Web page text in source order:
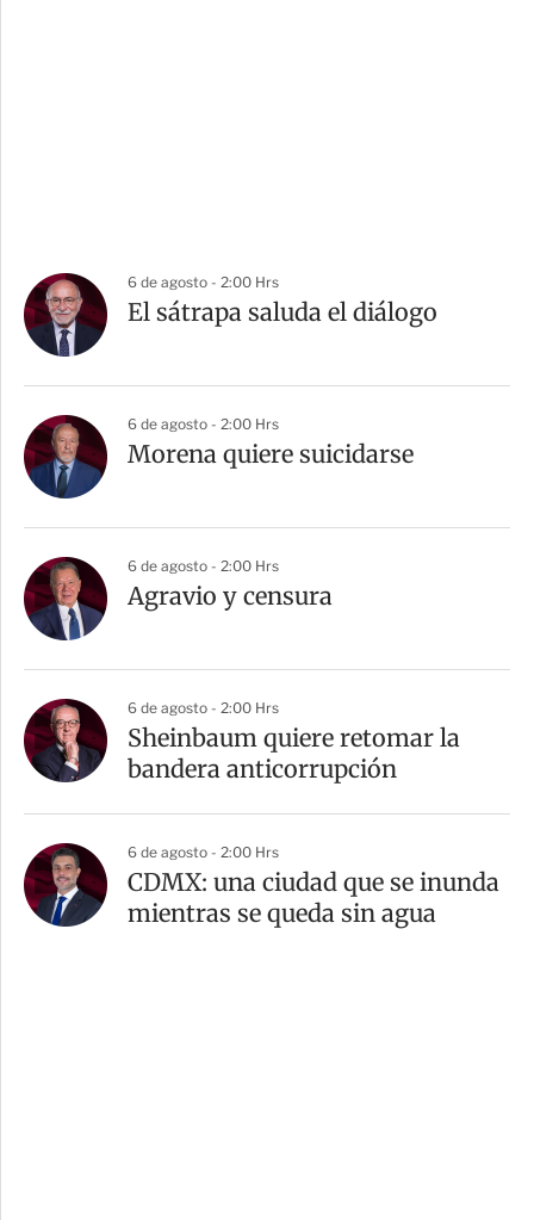
6 de agosto - 2:00 Hrs
El sátrapa saluda el diálogo
6 de agosto - 2:00 Hrs
Morena quiere suicidarse
6 de agosto - 2:00 Hrs
Agravio y censura
6 de agosto - 2:00 Hrs
Sheinbaum quiere retomar la
bandera anticorrupción
6 de agosto - 2:00 Hrs
CDMX: una ciudad que se inunda
mientras se queda sin agua